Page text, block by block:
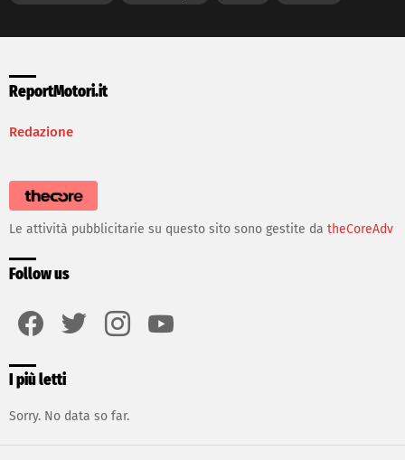
ReportMotori.it
Redazione
Le attività pubblicitarie su questo sito sono gestite da theCoreAdv
Follow us
I più letti
Sorry. No data so far.